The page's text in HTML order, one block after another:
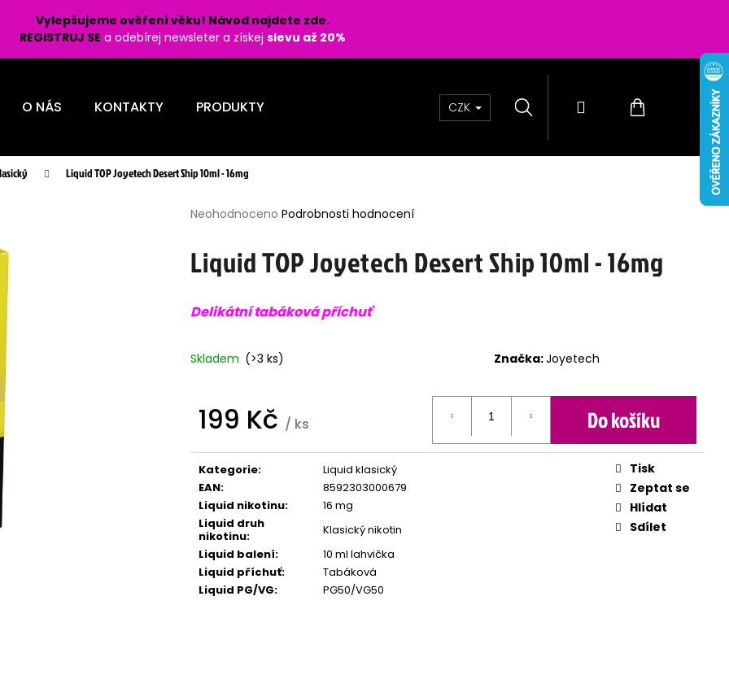
Vylepšujeme ověření věku! Návod najdete zde.
REGISTRUJ SE a odebírej newsleter a získej slevu až 20%
O NÁS KONTAKTY PRODUKTY CZK Hledat PřihlášeníNákupní
Liquid TOP Joyetech Desert Ship 10ml - 16mg
Průměrné
5
Neohodnoceno Podrobnosti hodnocení
Liquid TOP Joyetech Desert Ship 10ml - 16mg
Delikátní tabáková příchuť
Skladem (>3 ks) Značka:Joyetech
199 Kč / ks
cena:
Do košíku
Kategorie:
Liquid klasický
EAN:
8592303000679
Liquid nikotinu:
16 mg
Liquid druh
nikotinu:
Klasický nikotin
Liquid balení:
10 ml lahvička
Liquid příchuť:
Tabáková
Liquid PG/VG: PG50/VG50
Tisk
Zeptat se
Hlídat
Sdílet
LIO POD PRO 1200 - LEMON BERRY 16
MG
Kč
MG